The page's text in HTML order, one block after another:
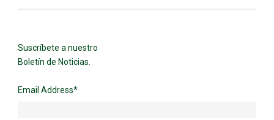
Suscríbete a nuestro
Boletín de Noticias.
Email Address*